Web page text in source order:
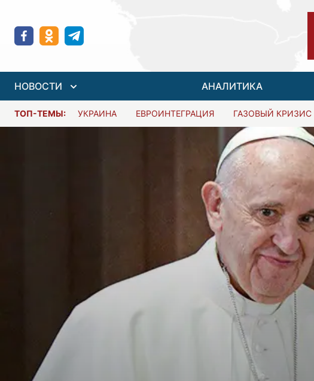
НОВОСТИ АНАЛИТИКА
ТОП-ТЕМЫ: УКРАИНА ЕВРОИНТЕГРАЦИЯ ГАЗОВЫЙ КРИЗИС